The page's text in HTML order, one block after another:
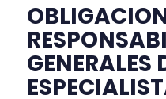
GENERALES